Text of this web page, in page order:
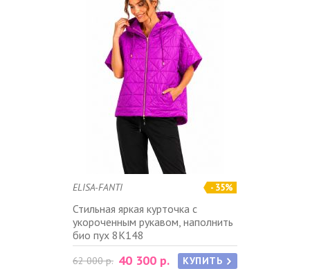
- 35%
ELISA-FANTI
Стильная яркая курточка с
укороченным рукавом, наполнить
био пух 8K148
62 000 р. 40 300 р. КУПИТЬ